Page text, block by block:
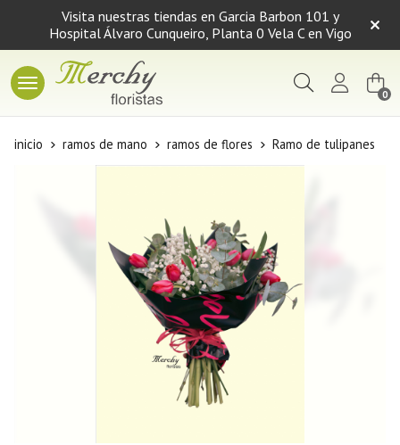
Visita nuestras tiendas en Garcia Barbon 101 y
Hospital Álvaro Cunqueiro, Planta 0 Vela C en Vigo
Buscar 0
inicio ramos de mano ramos de flores Ramo de tulipanes